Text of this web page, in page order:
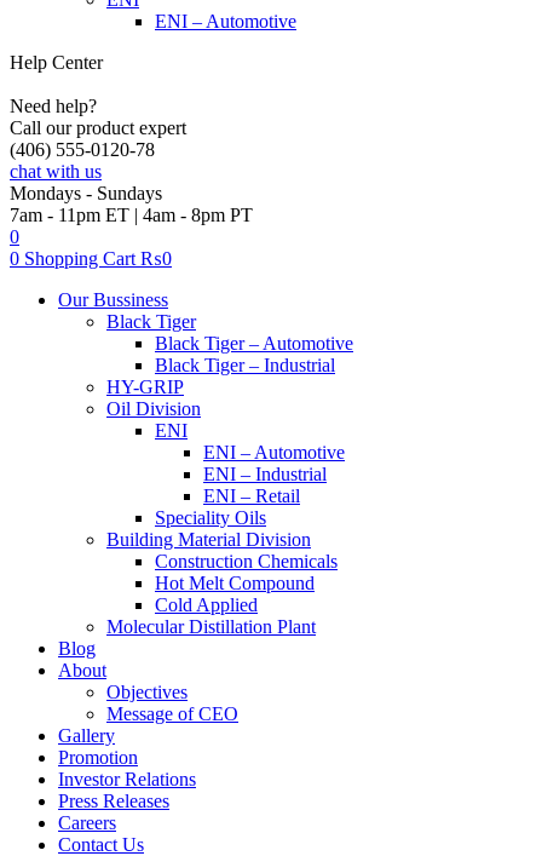
ENI – Automotive
Help Center
Need help?
Call our product expert
(406) 555-0120-78
chat with us
Mondays - Sundays
7am - 11pm ET | 4am - 8pm PT
0
0 Shopping Cart ₨0
Our Bussiness
Black Tiger
Black Tiger – Automotive
Black Tiger – Industrial
HY-GRIP
Oil Division
ENI
ENI – Automotive
ENI – Industrial
ENI – Retail
Speciality Oils
Building Material Division
Construction Chemicals
Hot Melt Compound
Cold Applied
Molecular Distillation Plant
Blog
About
Objectives
Message of CEO
Gallery
Promotion
Investor Relations
Press Releases
Careers
Contact Us